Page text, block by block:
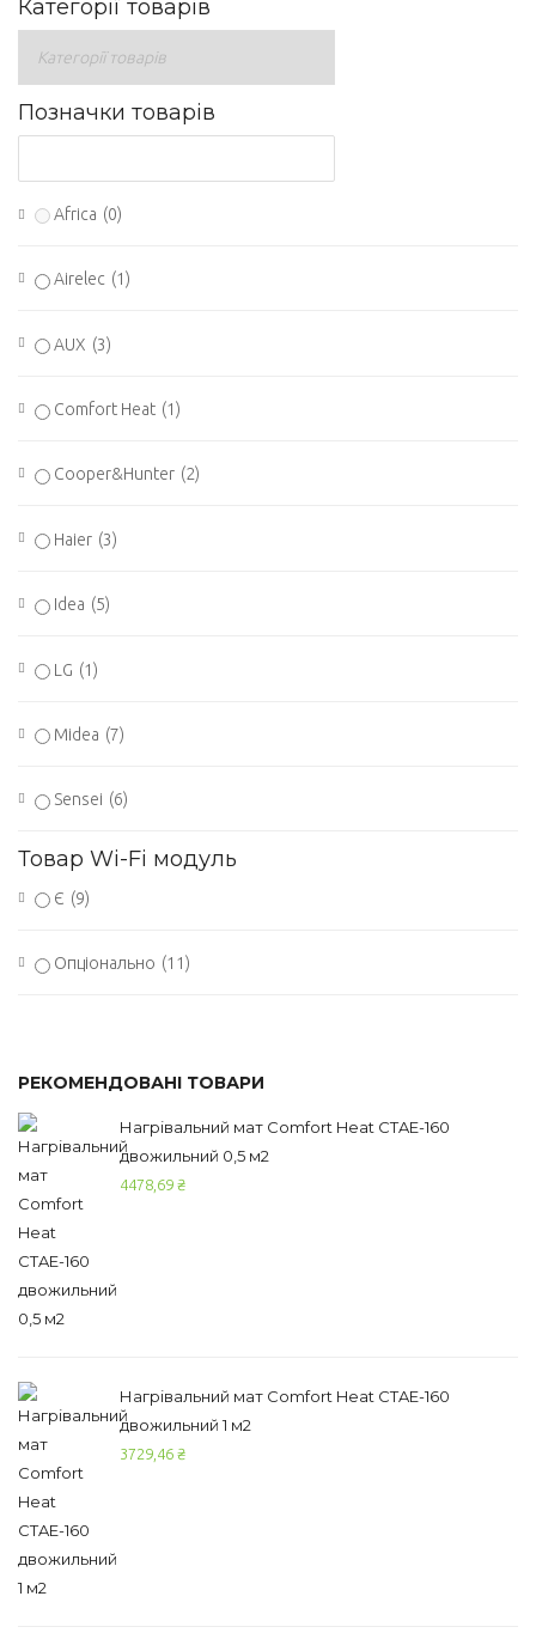
Категорії товарів
Позначки товарів
Africa (0)
Airelec (1)
AUX (3)
Comfort Heat (1)
Cooper&Hunter (2)
Haier (3)
Idea (5)
LG (1)
Midea (7)
Sensei (6)
Товар Wi-Fi модуль
Є (9)
Опціонально (11)
РЕКОМЕНДОВАНІ ТОВАРИ
Нагрівальний мат Comfort Heat CTAE-160
двожильний 0,5 м2
4478,69 ₴
Нагрівальний мат Comfort Heat CTAE-160
двожильний 1 м2
3729,46 ₴